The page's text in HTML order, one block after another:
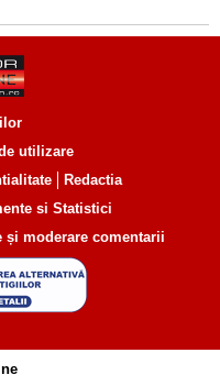
utilizare
Redactia
și moderare comentarii